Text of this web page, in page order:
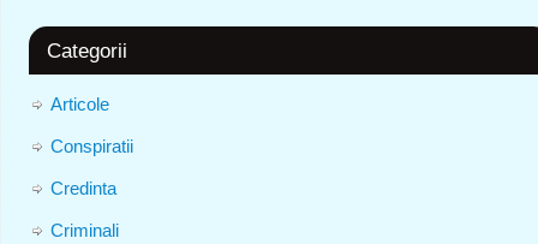
Categorii
Articole
Conspiratii
Credinta
Criminali